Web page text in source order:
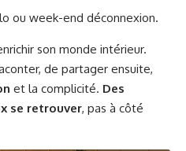
ou week-end déconnexion.
son monde intérieur.
de partager ensuite,
et la complicité. Des
se retrouver, pas à côté